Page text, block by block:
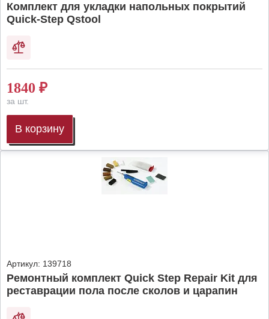
Комплект для укладки напольных покрытий
Quick-Step Qstool
1840 ₽
за шт.
В корзину
Артикул: 139718
Ремонтный комплект Quick Step Repair Kit для
реставрации пола после сколов и царапин